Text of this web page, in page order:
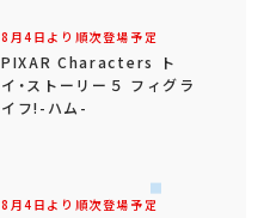
8月4日より順次登場予定
PIXAR Characters ト
イ・ストーリー５ フィグラ
イフ!-ハム-
8月4日より順次登場予定